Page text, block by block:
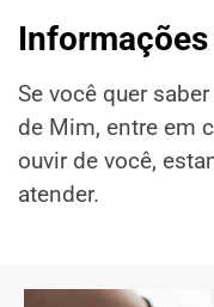
Se você quer
de Mim, entre em
ouvir de você,
atender.